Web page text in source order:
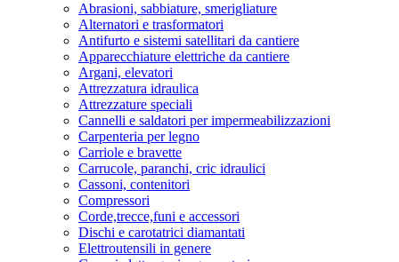
Abrasioni, sabbiature, smerigliature
Alternatori e trasformatori
Antifurto e sistemi satellitari da cantiere
Apparecchiature elettriche da cantiere
Argani, elevatori
Attrezzatura idraulica
Attrezzature speciali
Cannelli e saldatori per impermeabilizzazioni
Carpenteria per legno
Carriole e bravette
Carrucole, paranchi, cric idraulici
Cassoni, contenitori
Compressori
Corde,trecce,funi e accessori
Dischi e carotatrici diamantati
Elettroutensili in genere